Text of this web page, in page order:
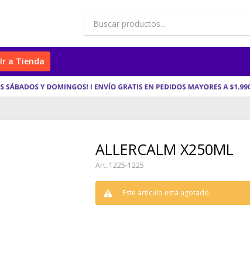
Ir a Tienda
ALLERCALM X250ML
1225-1225
Este artículo está agotado.